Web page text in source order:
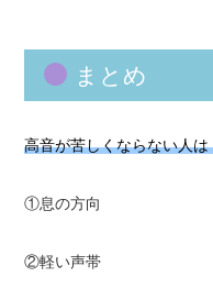
まとめ
高音が苦しくならない人
①息の方向
②軽い声帯